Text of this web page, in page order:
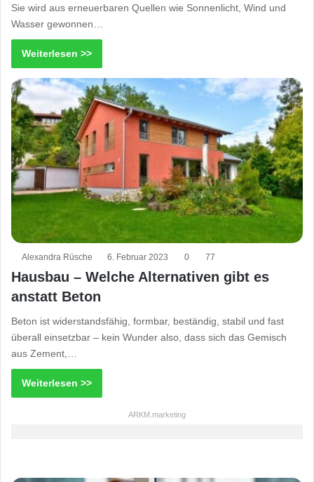
Sie wird aus erneuerbaren Quellen wie Sonnenlicht, Wind und
Wasser gewonnen…
Weiterlesen >>
Alexandra Rüsche 6. Februar 2023 0 77
Hausbau – Welche Alternativen gibt es
anstatt Beton
Beton ist widerstandsfähig, formbar, beständig, stabil und fast
überall einsetzbar – kein Wunder also, dass sich das Gemisch
aus Zement,…
Weiterlesen >>
ARKM.marketing